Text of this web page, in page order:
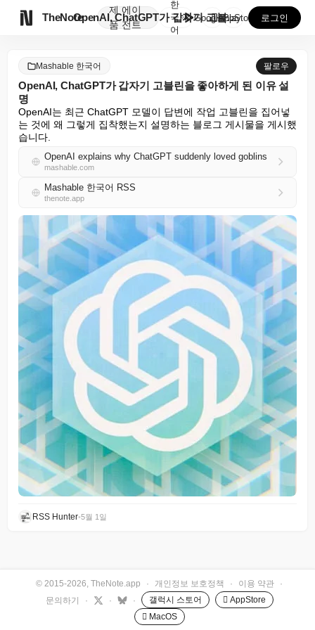
TheNote
제
품
에이
전트
OpenAI, ChatGPT가 갑자기 고블린을 좋아하게...
한
국
어
GooglePlay
AppStore 로그인
Mashable 한국어 팔로우
OpenAI, ChatGPT가 갑자기 고블린을 좋아하게 된 이유 설
명
OpenAI는 최근 ChatGPT 모델이 답변에 작업 고블린을 집어넣
는 것에 왜 그렇게 집착했는지 설명하는 블로그 게시물을 게시했
습니다.
OpenAI explains why ChatGPT suddenly loved goblins
mashable.com
Mashable 한국어 RSS
thenote.app
RSS Hunter•5월 1일
© 2015-2026, TheNote.app · 개인정보 보호정책 · 이용 약관
·
문의하기
· · · 갤럭시 스토어
 AppStore
 MacOS